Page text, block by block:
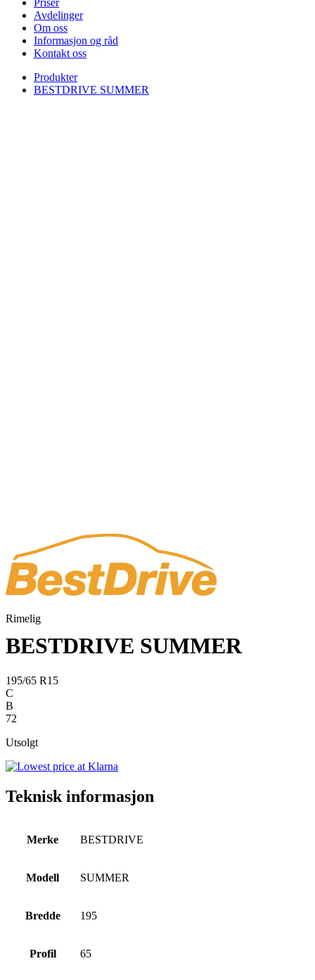
Priser
Avdelinger
Om oss
Informasjon og råd
Kontakt oss
Produkter
BESTDRIVE SUMMER
Rimelig
BESTDRIVE SUMMER
195/65 R15
C
B
72
Utsolgt
Teknisk informasjon
Merke BESTDRIVE
Modell SUMMER
Bredde 195
Profil 65